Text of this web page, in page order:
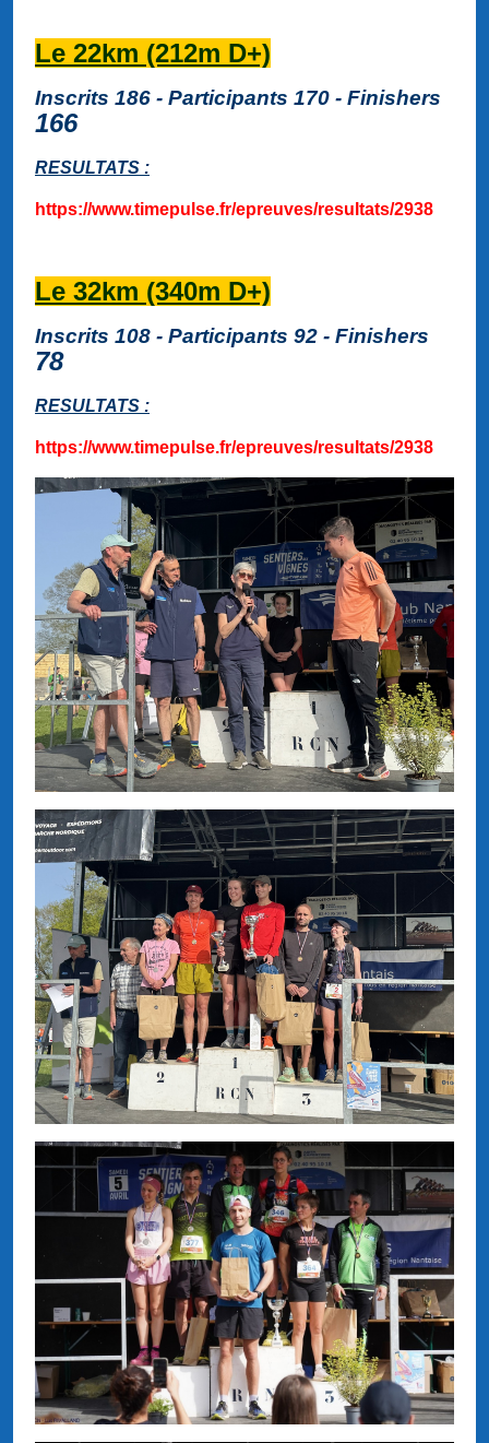
Le 22km (212m D+)
Inscrits 186 - Participants 170 - Finishers
166
RESULTATS :
https://www.timepulse.fr/epreuves/resultats/2938
Le 32km (340m D+)
Inscrits 108 - Participants 92 - Finishers
78
RESULTATS :
https://www.timepulse.fr/epreuves/resultats/2938